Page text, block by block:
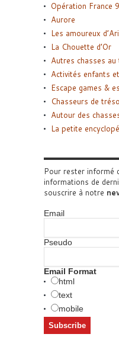
Opération France
Aurore
Les amoureux
La Chouette d’Or
Autres chasses
Activités enfants
Escape games &
Chasseurs de
Autour des
La petite
Pour rester informé
informations de
souscrire à notre
Email
Pseudo
Email Format
html
text
mobile